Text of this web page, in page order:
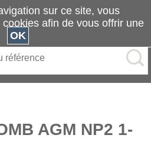
AGM NP2 1-
sur ce site, vous
afin de vous offrir une
OK